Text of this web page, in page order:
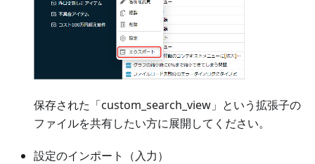
保存された「custom_search_view」という拡張子の
ファイルを共有したい方に展開してください。
設定のインポート（入力）